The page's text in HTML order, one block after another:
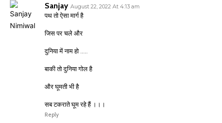
Sanjay August 22, 2022 At 4:13 am
पथ तो ऐसा मार्ग है
जिस पर चले और
दुनिया में नाम हो …..
बाकी तो दुनिया गोल है
और घूमती भी है
सब टकराते घूम रहे हैं ।।।
Reply